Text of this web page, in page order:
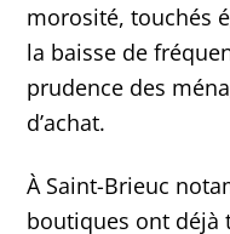
morosité, touchés
la baisse de
prudence des
d’achat.
À Saint-Brieuc
boutiques ont déjà